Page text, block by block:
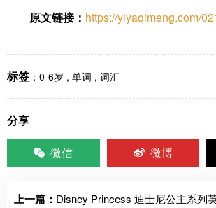
原文链接： https://yiyaqimeng.com/
标签 ： 0-6岁 , 单词 , 词汇
分享
微信
微博
上一篇： Disney Princess 迪士尼公主系列